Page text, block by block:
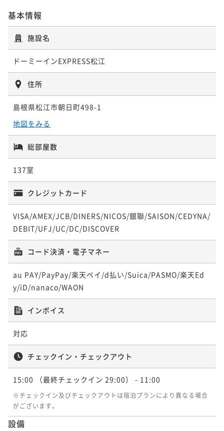
基本情報
施設名
ドーミーインEXPRESS松江
住所
島根県松江市朝日町498-1
地図をみる
総部屋数
137室
クレジットカード
VISA/AMEX/JCB/DINERS/NICOS/銀聯/SAISON/CEDYNA/
DEBIT/UFJ/UC/DC/DISCOVER
コード決済・電子マネー
au PAY/PayPay/楽天ペイ/d払い/Suica/PASMO/楽天Ed
y/iD/nanaco/WAON
インボイス
対応
チェックイン・チェックアウト
15:00 （最終チェックイン 29:00） - 11:00
※チェックイン及びチェックアウトは宿泊プランにより異なる場合
がございます。
設備